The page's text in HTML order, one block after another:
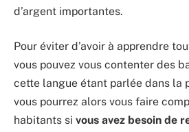
d’argent importantes.
Pour éviter d’avoir à apprendre
vous pouvez vous contenter des
cette langue étant parlée dans la
vous pourrez alors vous faire
habitants si vous avez besoin de